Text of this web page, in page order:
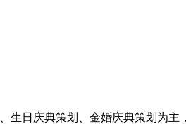
生日庆典策划、金婚庆典策划为主